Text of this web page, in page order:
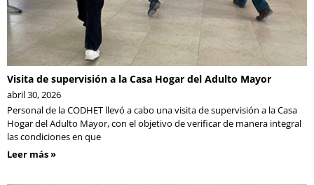
Visita de supervisión a la Casa Hogar del Adulto Mayor
abril 30, 2026
Personal de la CODHET llevó a cabo una visita de supervisión a la Casa
Hogar del Adulto Mayor, con el objetivo de verificar de manera integral
las condiciones en que
Leer más »